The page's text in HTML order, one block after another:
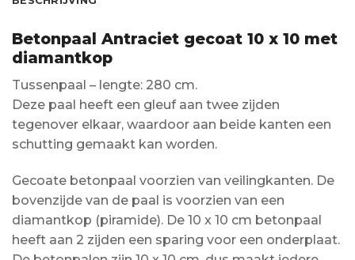
Betonpaal Antraciet gecoat 10 x 10 met
diamantkop
Tussenpaal – lengte: 280 cm.
Deze paal heeft een gleuf aan twee zijden
tegenover elkaar, waardoor aan beide kanten een
schutting gemaakt kan worden.
Gecoate betonpaal voorzien van veilingkanten. De
bovenzijde van de paal is voorzien van een
diamantkop (piramide). De 10 x 10 cm betonpaal
heeft aan 2 zijden een sparing voor een onderplaat.